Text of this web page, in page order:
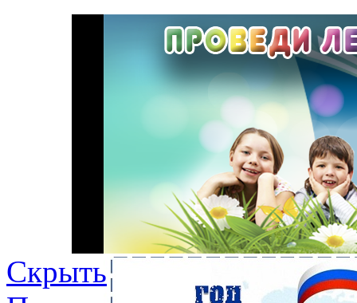
Скрыть